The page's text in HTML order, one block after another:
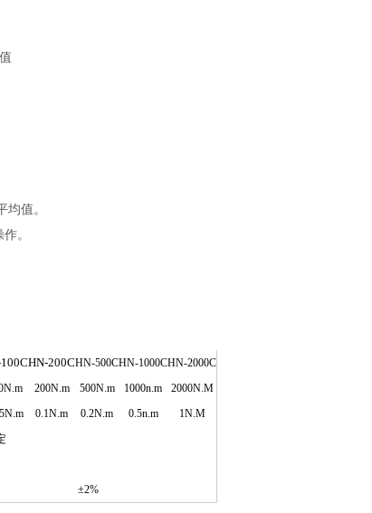
值。
。
CHN-200CHN-500CHN-1000CHN-2000C
200N.m 500N.m 1000n.m
2000N.M
0.1N.m 0.2N.m 0.5n.m
1N.M
±2%